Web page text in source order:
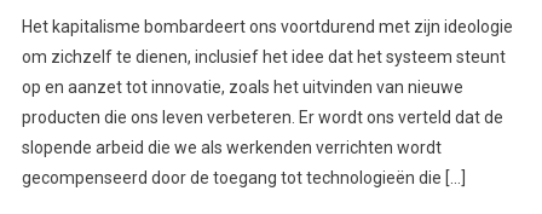
Het kapitalisme bombardeert ons voortdurend met zijn ideologie
om zichzelf te dienen, inclusief het idee dat het systeem steunt
op en aanzet tot innovatie, zoals het uitvinden van nieuwe
producten die ons leven verbeteren. Er wordt ons verteld dat de
slopende arbeid die we als werkenden verrichten wordt
gecompenseerd door de toegang tot technologieën die […]